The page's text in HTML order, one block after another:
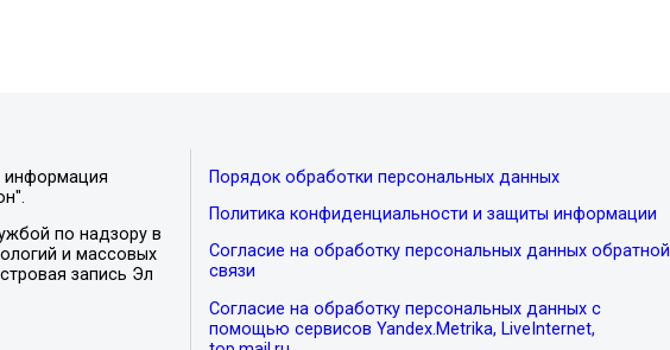
информация
по надзору в
и массовых
запись Эл
Порядок обработки персональных данных
Политика конфиденциальности и защиты информации
Согласие на обработку персональных данных обратной
связи
Согласие на обработку персональных данных с
помощью сервисов Yandex.Metrika, LiveInternet,